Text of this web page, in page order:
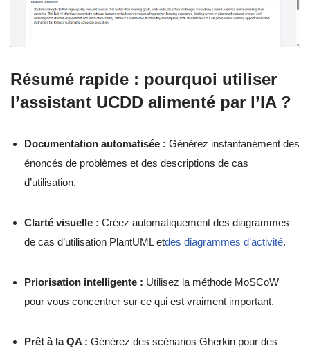
Résumé rapide : pourquoi utiliser
l’assistant UCDD alimenté par l’IA ?
Documentation automatisée : Générez instantanément des
énoncés de problèmes et des descriptions de cas
d’utilisation.
Clarté visuelle : Créez automatiquement des diagrammes
de cas d’utilisation PlantUML etdes diagrammes d’activité.
Priorisation intelligente : Utilisez la méthode MoSCoW
pour vous concentrer sur ce qui est vraiment important.
Prêt à la QA : Générez des scénarios Gherkin pour des